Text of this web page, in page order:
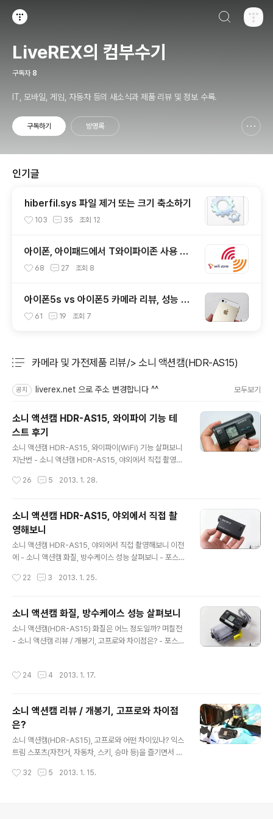
LiveREX의 컴부수기
구독자 8
IT, 모바일, 게임, 자동차 등의 새소식과 제품 리뷰 및 정보 수록.
구독하기 방명록
인기글
hiberfil.sys 파일 제거 또는 크기 축소하기
103 35 조회 12
아이폰, 아이패드에서 T와이파이존 사용 방
법 68 27 조회 8
아이폰5s vs 아이폰5 카메라 리뷰, 성능 및
화질 비교 테스트 후기
61 19 조회 7
카메라 및 가전제품 리뷰/> 소니 액션캠(HDR-AS15)
공지 liverex.net 으로 주소 변경합니다 ^^ 모두보기
소니 액션캠 HDR-AS15, 와이파이 기능 테
스트 후기
소니 액션캠 HDR-AS15, 와이파이(WiFi) 기능 살펴보니
지난번 - 소니 액션캠 HDR-AS15, 야외에서 직접 촬영해
HDR-AS15 로 촬영한 영상을 소개해 드리면서 그 성능과
아쉬운 부분(배터리 커버 등)이 있긴 했지만 꽤 좋은 화질
과 성능을 확인할 수 있었습니다. 위 글을 소개하면서 제가
이번 포스팅에서 다루고자 하는 내용을 미리 말씀드렸었
죠?! 소니 액션캠에 내장되어 있는 와이파이(WiFi) 기능을
이용한 활용방법 및 테스트 후기와 인터벌 촬영 기능을 이
미지에 액정을 보시면 Wi-Fi 라는 문구가 떡하니 보이는데
26 5 2013. 1. 28.
소니 액션캠 HDR-AS15, 야외에서 직접 촬
영해보니
소니 액션캠 HDR-AS15, 야외에서 직접 촬영해보니 이전
에 - 소니 액션캠 화질, 방수케이스 성능 살펴보니 - 포스팅
과 이를 장착한 상태에서의 촬영 결과물 등을 소개해 드렸
스킨스쿠버 등 활동적인 익스트림 스포츠 활동에 맞춘 기
기이다보니 실내에서 보다는 실외/야외에서 이용하는 경우
가 더 많겠죠?! 그래서 위 포스팅 말미에 언급했던 것처럼
이번에는 야외에서 직접 액션캠 HDR-AS15 를 이용해 촬
는데요. 이번주 내내 비가 내리고 흐린 날씨가 이어지다보
22 3 2013. 1. 25.
소니 액션캠 화질, 방수케이스 성능 살펴보니
소니 액션캠(HDR-AS15) 화질은 어느 정도일까? 며칠전
- 소니 액션캠 리뷰 / 개봉기, 고프로와 차이점은? - 포스팅
겠다고 언급했던 것이 2가지 있죠?! 기본적으로 제공되는
수케이스에 대해서 먼저 살펴보려고 하는데요. '방수' 라는
이름에 걸맞게 물속에 들어가서도 제대로 촬영이 가능한
지, 내부로 물이 스며들지는 않는지, 케이스를 장착하면 액
션캠 조작은 어떤 기능까지 가능한지, 케이스 장착 상태에
터 말씀드리지면, 방..
24 4 2013. 1. 17.
소니 액션캠 리뷰 / 개봉기, 고프로와 차이점
은?
소니 액션캠(HDR-AS15), 고프로와 어떤 차이있나? 익스
트림 스포츠(자전거, 자동차, 스키, 승마 등)을 즐기면서 그
촬영하기 위한 장비로 '액션캠' 이 있는거 아시나요? 포털
32 5 2013. 1. 15.